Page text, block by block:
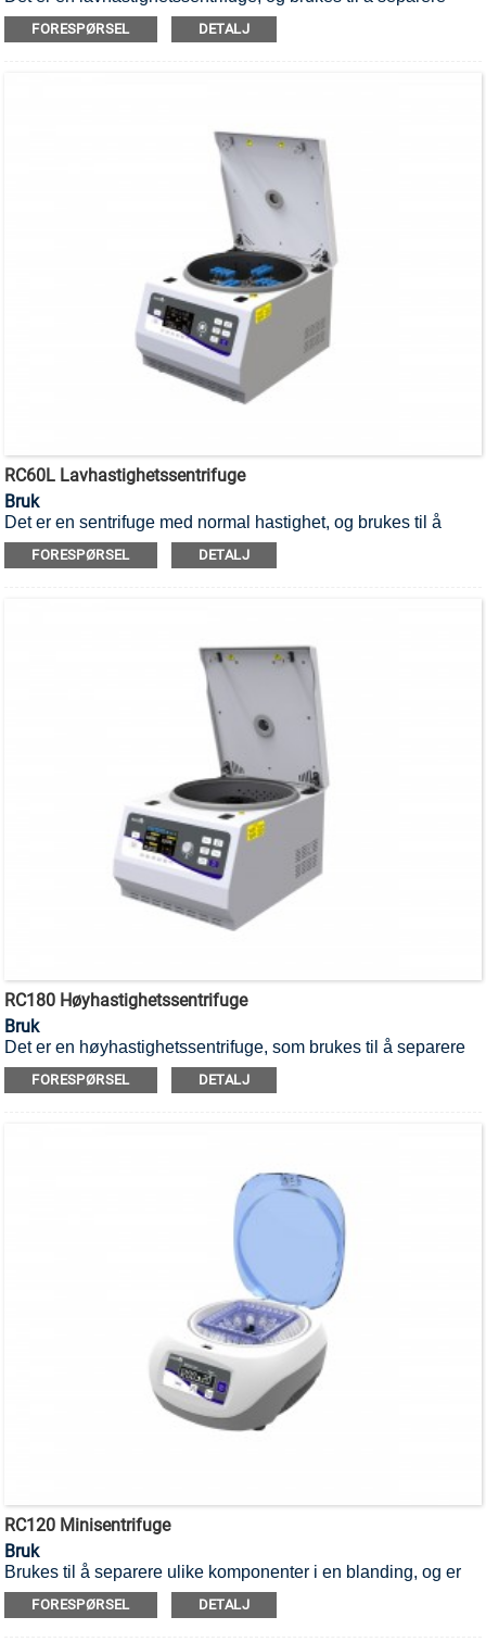
forskjellige komponenter i en blanding.
FORESPØRSEL DETALJ
RC60L Lavhastighetssentrifuge
Bruk
Det er en sentrifuge med normal hastighet, og brukes til å
separere forskjellige komponenter i en blanding.
FORESPØRSEL DETALJ
RC180 Høyhastighetssentrifuge
Bruk
Det er en høyhastighetssentrifuge, som brukes til å separere
forskjellige komponenter i en blanding.
FORESPØRSEL DETALJ
RC120 Minisentrifuge
Bruk
Brukes til å separere ulike komponenter i en blanding, og er
egnet for mikrorør og PCR-rør.
FORESPØRSEL DETALJ